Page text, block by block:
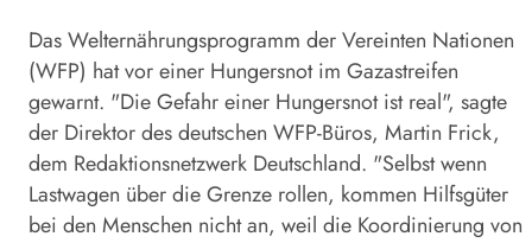
Das Welternährungsprogramm der Vereinten Nationen
(WFP) hat vor einer Hungersnot im Gazastreifen
gewarnt. "Die Gefahr einer Hungersnot ist real", sagte
der Direktor des deutschen WFP-Büros, Martin Frick,
dem Redaktionsnetzwerk Deutschland. "Selbst wenn
Lastwagen über die Grenze rollen, kommen Hilfsgüter
bei den Menschen nicht an, weil die Koordinierung von